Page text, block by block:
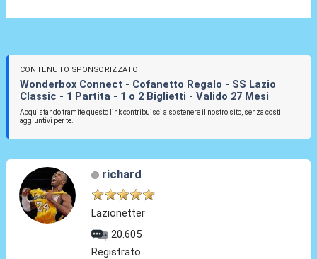
CONTENUTO SPONSORIZZATO
Wonderbox Connect - Cofanetto Regalo - SS Lazio
Classic - 1 Partita - 1 o 2 Biglietti - Valido 27 Mesi
Acquistando tramite questo link contribuisci a sostenere il nostro sito, senza costi
aggiuntivi per te.
richard
Lazionetter
20.605
Registrato